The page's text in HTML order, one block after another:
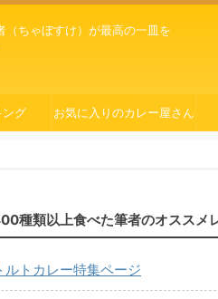
（ちゃぼすけ）が最高の一皿を
ング お気に入りのカレー屋さん
種類以上食べた筆者のオススメ
トカレー特集ページ